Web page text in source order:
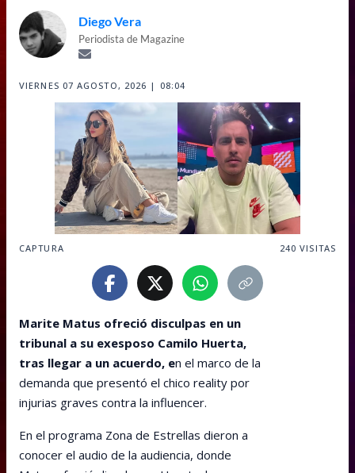
Diego Vera
Periodista de Magazine
VIERNES 07 AGOSTO, 2026 | 08:04
CAPTURA 240 VISITAS
Marite Matus ofreció disculpas en un
tribunal a su exesposo Camilo Huerta,
tras llegar a un acuerdo, en el marco de la
demanda que presentó el chico reality por
injurias graves contra la influencer.
En el programa Zona de Estrellas dieron a
conocer el audio de la audiencia, donde